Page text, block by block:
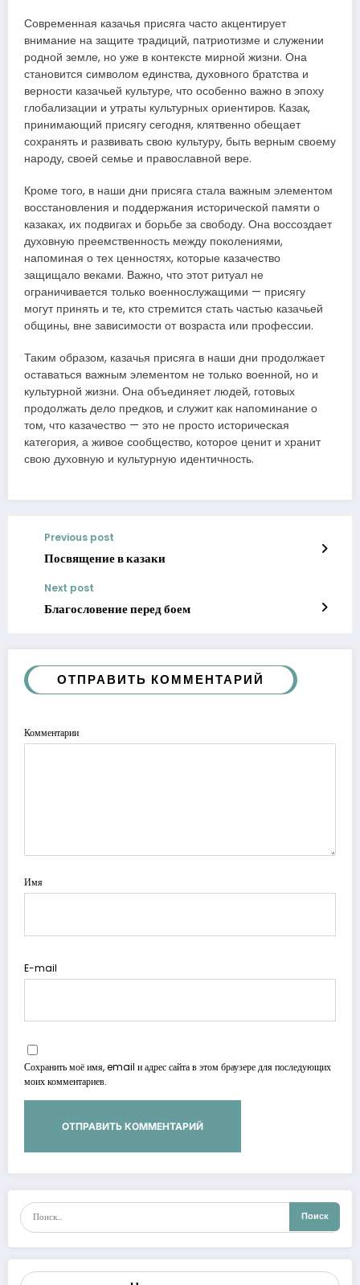
Современная казачья присяга часто акцентирует
внимание на защите традиций, патриотизме и служении
родной земле, но уже в контексте мирной жизни. Она
становится символом единства, духовного братства и
верности казачьей культуре, что особенно важно в эпоху
глобализации и утраты культурных ориентиров. Казак,
принимающий присягу сегодня, клятвенно обещает
сохранять и развивать свою культуру, быть верным своему
народу, своей семье и православной вере.
Кроме того, в наши дни присяга стала важным элементом
восстановления и поддержания исторической памяти о
казаках, их подвигах и борьбе за свободу. Она воссоздает
духовную преемственность между поколениями,
напоминая о тех ценностях, которые казачество
защищало веками. Важно, что этот ритуал не
ограничивается только военнослужащими — присягу
могут принять и те, кто стремится стать частью казачьей
общины, вне зависимости от возраста или профессии.
Таким образом, казачья присяга в наши дни продолжает
оставаться важным элементом не только военной, но и
культурной жизни. Она объединяет людей, готовых
продолжать дело предков, и служит как напоминание о
том, что казачество — это не просто историческая
категория, а живое сообщество, которое ценит и хранит
свою духовную и культурную идентичность.
Previous post
Посвящение в казаки
Next post
Благословение перед боем
ОТПРАВИТЬ КОММЕНТАРИЙ
Комментарии
Имя
E-mail
Сохранить моё имя, email и адрес сайта в этом браузере для последующих
моих комментариев.